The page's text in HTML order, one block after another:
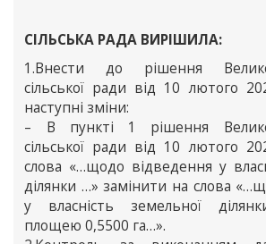
СІЛЬСЬКА РАДА ВИРІШИЛА:
1.Внести до рішення
сільської ради від 10 лютого
наступні зміни:
– В пункті 1 рішення
сільської ради від 10 лютого
слова «…щодо відведення у
ділянки …» замінити на слова
у власність земельної
площею 0,5500 га…».